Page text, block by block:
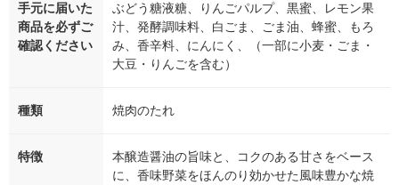
手元に届いた
商品を必ずご
確認ください
ぶどう糖液糖、りんごパルプ、黒蜜、レモン果
汁、発酵調味料、白ごま、ごま油、蜂蜜、もろ
み、香辛料、にんにく、（一部に小麦・ごま・
大豆・りんごを含む）
種類 焼肉のたれ
特徴
本醸造醤油の旨味と、コクのある甘さをベース
に、香味野菜をほんのり効かせた風味豊かな焼